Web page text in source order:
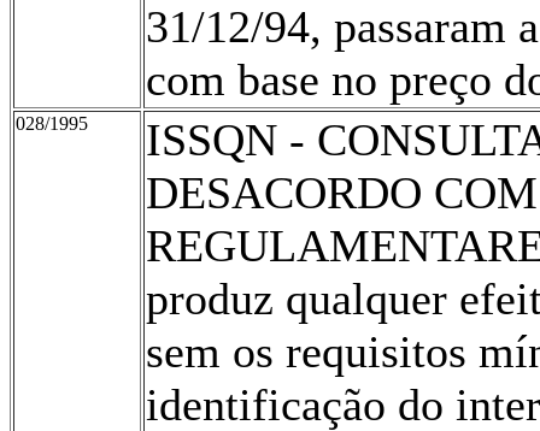
31/12/94, passaram
com base no preço
028/1995
ISSQN -
DESACORDO
produz qualquer
sem os requisitos
identificação do